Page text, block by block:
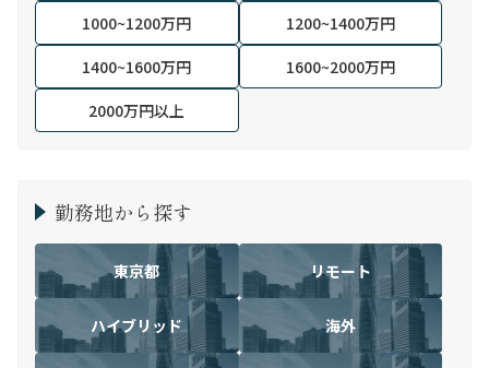
1000~1200万円
1200~1400万円
1400~1600万円
1600~2000万円
2000万円以上
勤務地から探す
東京都 リモート
ハイブリッド 海外